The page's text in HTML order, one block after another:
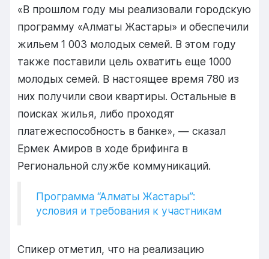
«В прошлом году мы реализовали городскую
программу «Алматы Жастары» и обеспечили
жильем 1 003 молодых семей. В этом году
также поставили цель охватить еще 1000
молодых семей. В настоящее время 780 из
них получили свои квартиры. Остальные в
поисках жилья, либо проходят
платежеспособность в банке», — сказал
Ермек Амиров в ходе брифинга в
Региональной службе коммуникаций.
Программа “Алматы Жастары”:
условия и требования к участникам
Спикер отметил, что на реализацию